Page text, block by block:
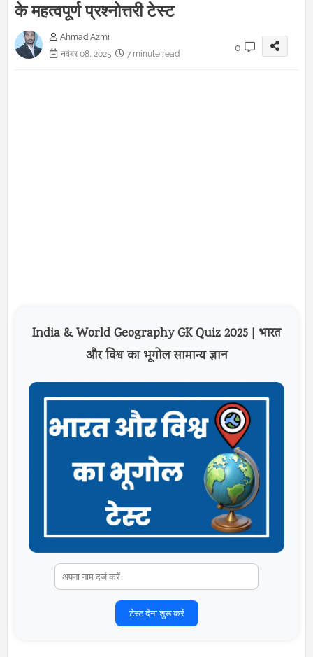
के महत्वपूर्ण प्रश्नोत्तरी टेस्ट
Ahmad Azmi
नवंबर 08, 2025
7 minute read
0
India & World Geography GK Quiz 2025 | भारत
और विश्व का भूगोल सामान्य ज्ञान
टेस्ट देना शुरू करें